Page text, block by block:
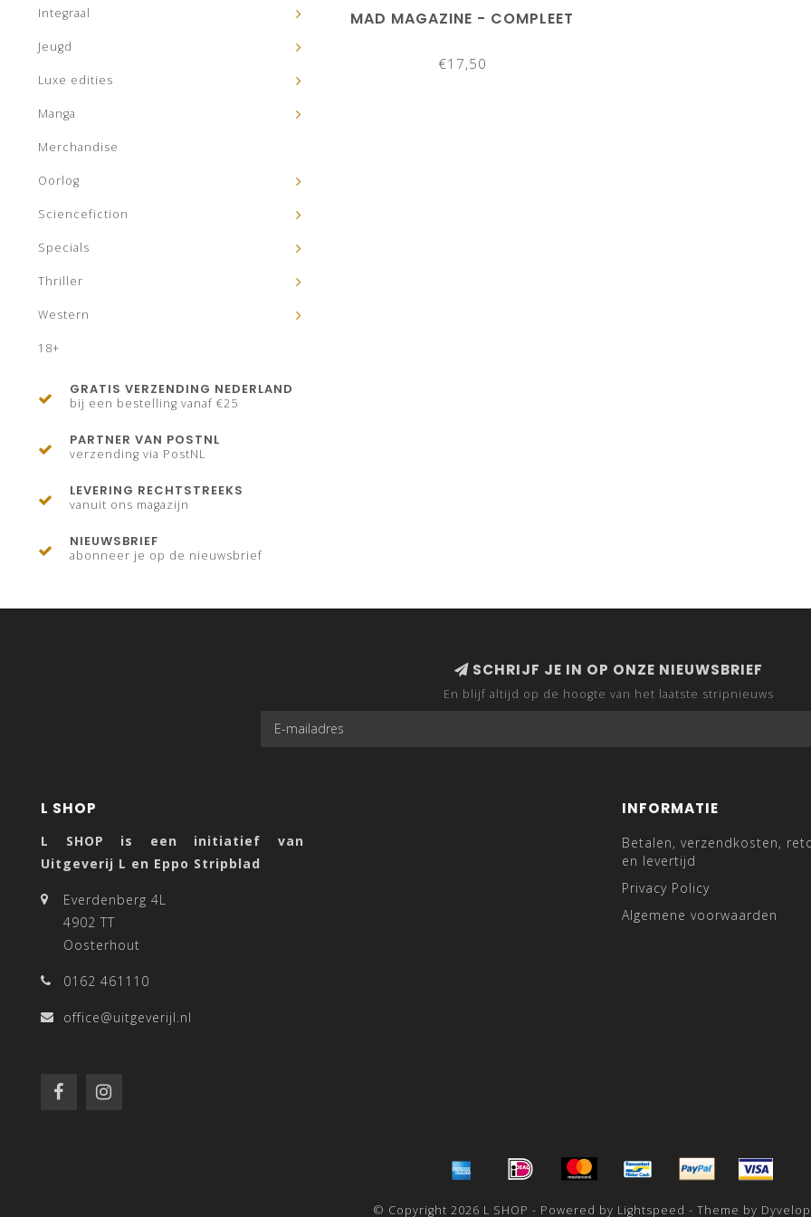
Integraal
Jeugd
Luxe edities
Manga
Merchandise
Oorlog
Sciencefiction
Specials
Thriller
Western
18+
GRATIS VERZENDING NEDERLAND
bij een bestelling vanaf €25
PARTNER VAN POSTNL
verzending via PostNL
LEVERING RECHTSTREEKS
vanuit ons magazijn
NIEUWSBRIEF
abonneer je op de nieuwsbrief
MAD MAGAZINE - COMPLEET
€17,50
SCHRIJF JE IN OP ONZE NIEUWSBRIEF
En blijf altijd op de hoogte van het laatste stripnieuws
L SHOP
L SHOP is een initiatief van
Uitgeverij L en Eppo Stripblad
Everdenberg 4L
4902 TT
Oosterhout
0162 461110
office@uitgeverijl.nl
INFORMATIE
Betalen, verzendkosten,
en levertijd
Privacy Policy
Algemene voorwaarden
© Copyright 2026 L SHOP - Powered by Lightspeed - Theme by